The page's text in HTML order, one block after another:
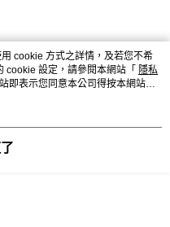
號
cookie 方式之詳情，及若您不希
cookie 設定，請參閱本網站「 隱私
即表示您同意本公司得按本網站使